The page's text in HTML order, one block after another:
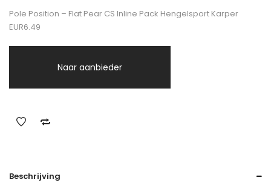
Pole Position – Flat Pear CS Inline Pack Hengelsport Karper
EUR6.49
Naar aanbieder
Beschrijving